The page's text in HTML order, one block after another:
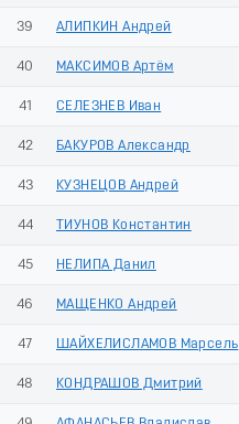
39 АЛИПКИН Андрей
40 МАКСИМОВ Артём
41 СЕЛЕЗНЕВ Иван
42 БАКУРОВ Александр
43 КУЗНЕЦОВ Андрей
44 ТИУНОВ Константин
45 НЕЛИПА Данил
46 МАЩЕНКО Андрей
47 ШАЙХЕЛИСЛАМОВ Марсель
48 КОНДРАШОВ Дмитрий